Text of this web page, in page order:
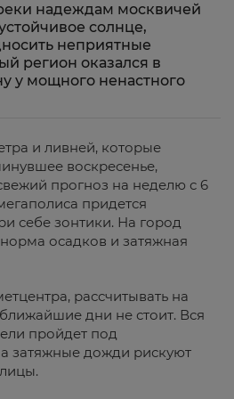
надеждам москвичей
солнце,
неприятные
регион оказался в
у мощного ненастного
и ливней, которые
воскресенье,
прогноз на неделю с 6
придется
себе зонтики. На город
осадков и затяжная
рассчитывать на
дни не стоит. Вся
пройдет под
затяжные дожди рискуют